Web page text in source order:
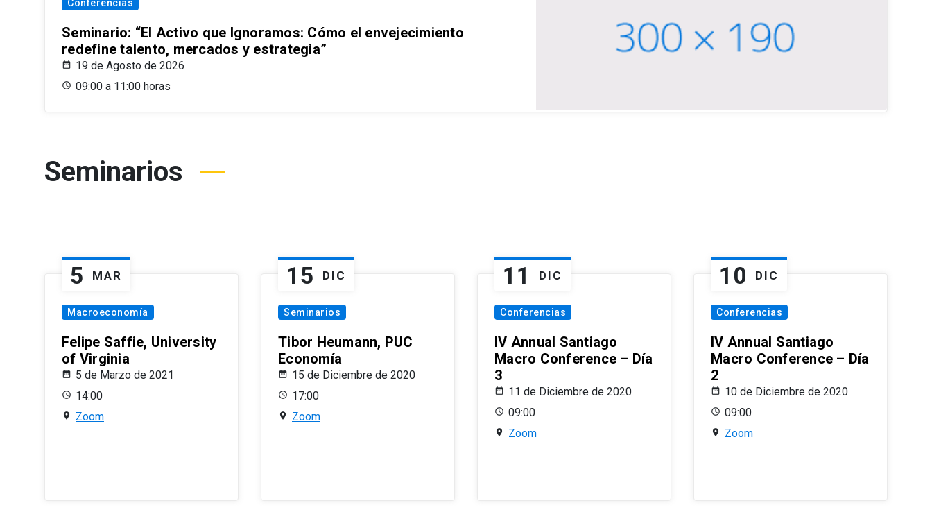
Conferencias
Seminario: “El Activo que Ignoramos: Cómo el envejecimiento
redefine talento, mercados y estrategia”
19 de Agosto de 2026
09:00 a 11:00 horas
Seminarios
5 MAR
Macroeconomía
Felipe Saffie, University
of Virginia
5 de Marzo de 2021
14:00
Zoom
15 DIC
Seminarios
Tibor Heumann, PUC
Economía
15 de Diciembre de 2020
17:00
Zoom
11 DIC
Conferencias
IV Annual Santiago
Macro Conference – Día
3
11 de Diciembre de 2020
09:00
Zoom
10 DIC
Conferencias
IV Annual Santiago
Macro Conference – Día
2
10 de Diciembre de 2020
09:00
Zoom